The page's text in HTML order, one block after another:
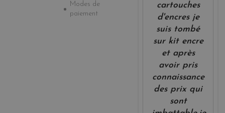
Modes de
paiement
cartouches
d'encres je
suis tombé
sur kit encre
et après
avoir pris
connaissance
des prix qui
sont